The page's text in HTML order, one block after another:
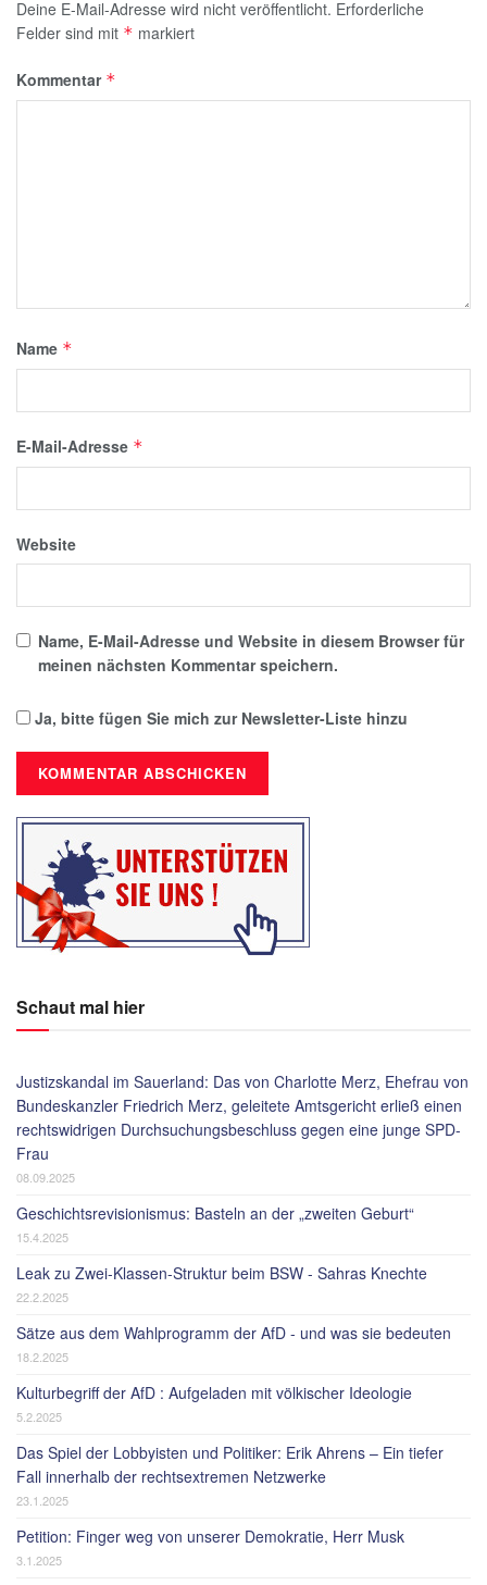
Deine E-Mail-Adresse wird nicht veröffentlicht. Erforderliche
Felder sind mit * markiert
Kommentar *
Name *
E-Mail-Adresse *
Website
Name, E-Mail-Adresse und Website in diesem Browser für
meinen nächsten Kommentar speichern.
Ja, bitte fügen Sie mich zur Newsletter-Liste hinzu
Schaut mal hier
Justizskandal im Sauerland: Das von Charlotte Merz, Ehefrau von
Bundeskanzler Friedrich Merz, geleitete Amtsgericht erließ einen
rechtswidrigen Durchsuchungsbeschluss gegen eine junge SPD-
Frau
08.09.2025
Geschichtsrevisionismus: Basteln an der „zweiten Geburt“
15.4.2025
Leak zu Zwei-Klassen-Struktur beim BSW - Sahras Knechte
22.2.2025
Sätze aus dem Wahlprogramm der AfD - und was sie bedeuten
18.2.2025
Kulturbegriff der AfD : Aufgeladen mit völkischer Ideologie
5.2.2025
Das Spiel der Lobbyisten und Politiker: Erik Ahrens – Ein tiefer
Fall innerhalb der rechtsextremen Netzwerke
23.1.2025
Petition: Finger weg von unserer Demokratie, Herr Musk
3.1.2025